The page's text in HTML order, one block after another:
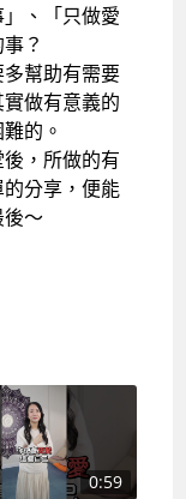
、「只做愛
？
幫助有需要
做有意義的
的。
，所做的有
分享，便能
～
0:59